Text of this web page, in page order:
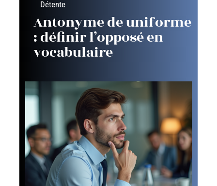
Détente
Antonyme de uniforme
: définir l’opposé en
vocabulaire